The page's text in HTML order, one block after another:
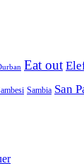
Eat out
Sambia San